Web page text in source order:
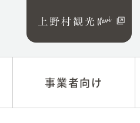
事業者向け
事業者向け